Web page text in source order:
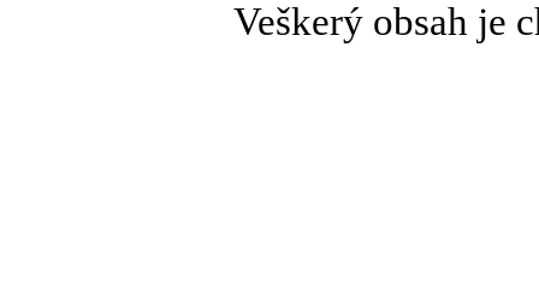
Veškerý obsah je